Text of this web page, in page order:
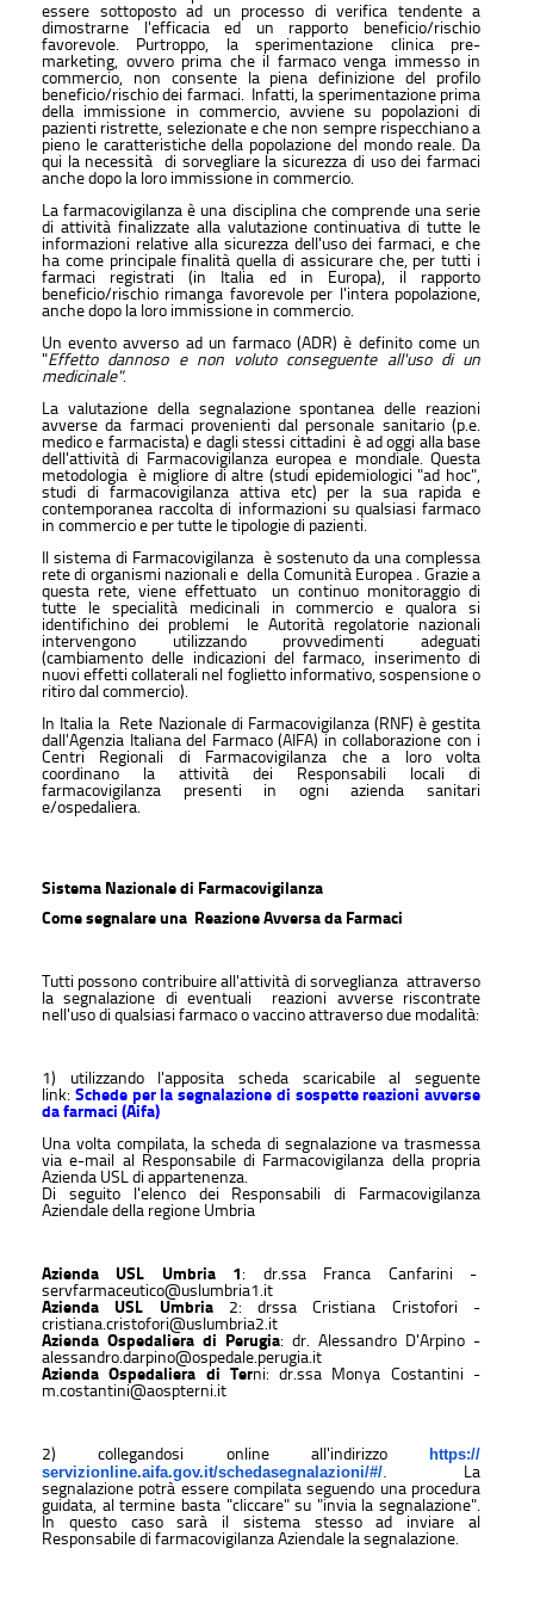
essere sottoposto ad un processo di verifica tendente a
dimostrarne l'efficacia ed un rapporto beneficio/rischio
favorevole. Purtroppo, la sperimentazione clinica pre-
marketing, ovvero prima che il farmaco venga immesso in
commercio, non consente la piena definizione del profilo
beneficio/rischio dei farmaci. Infatti, la sperimentazione prima
della immissione in commercio, avviene su popolazioni di
pazienti ristrette, selezionate e che non sempre rispecchiano a
pieno le caratteristiche della popolazione del mondo reale. Da
qui la necessità di sorvegliare la sicurezza di uso dei farmaci
anche dopo la loro immissione in commercio.
La farmacovigilanza è una disciplina che comprende una serie
di attività finalizzate alla valutazione continuativa di tutte le
informazioni relative alla sicurezza dell'uso dei farmaci, e che
ha come principale finalità quella di assicurare che, per tutti i
farmaci registrati (in Italia ed in Europa), il rapporto
beneficio/rischio rimanga favorevole per l'intera popolazione,
anche dopo la loro immissione in commercio.
Un evento avverso ad un farmaco (ADR) è definito come un
"Effetto dannoso e non voluto conseguente all'uso di un
medicinale".
La valutazione della segnalazione spontanea delle reazioni
avverse da farmaci provenienti dal personale sanitario (p.e.
medico e farmacista) e dagli stessi cittadini è ad oggi alla base
dell'attività di Farmacovigilanza europea e mondiale. Questa
metodologia è migliore di altre (studi epidemiologici "ad hoc",
studi di farmacovigilanza attiva etc) per la sua rapida e
contemporanea raccolta di informazioni su qualsiasi farmaco
in commercio e per tutte le tipologie di pazienti.
Il sistema di Farmacovigilanza è sostenuto da una complessa
rete di organismi nazionali e della Comunità Europea . Grazie a
questa rete, viene effettuato un continuo monitoraggio di
tutte le specialità medicinali in commercio e qualora si
identifichino dei problemi le Autorità regolatorie nazionali
intervengono utilizzando provvedimenti adeguati
(cambiamento delle indicazioni del farmaco, inserimento di
nuovi effetti collaterali nel foglietto informativo, sospensione o
ritiro dal commercio).
In Italia la Rete Nazionale di Farmacovigilanza (RNF) è gestita
dall'Agenzia Italiana del Farmaco (AIFA) in collaborazione con i
Centri Regionali di Farmacovigilanza che a loro volta
coordinano la attività dei Responsabili locali di
farmacovigilanza presenti in ogni azienda sanitari
e/ospedaliera.
Sistema Nazionale di Farmacovigilanza
Come segnalare una Reazione Avversa da Farmaci
Tutti possono contribuire all'attività di sorveglianza attraverso
la segnalazione di eventuali reazioni avverse riscontrate
nell'uso di qualsiasi farmaco o vaccino attraverso due modalità:
1) utilizzando l'apposita scheda scaricabile al seguente
link: Schede per la segnalazione di sospette reazioni avverse
da farmaci (Aifa)
Una volta compilata, la scheda di segnalazione va trasmessa
via e-mail al Responsabile di Farmacovigilanza della propria
Azienda USL di appartenenza.
Di seguito l'elenco dei Responsabili di Farmacovigilanza
Aziendale della regione Umbria
Azienda USL Umbria 1: dr.ssa Franca Canfarini -
servfarmaceutico@uslumbria1.it
Azienda USL Umbria 2: drssa Cristiana Cristofori -
cristiana.cristofori@uslumbria2.it
Azienda Ospedaliera di Perugia: dr. Alessandro D'Arpino -
alessandro.darpino@ospedale.perugia.it
Azienda Ospedaliera di Terni: dr.ssa Monya Costantini -
m.costantini@aospterni.it
2) collegandosi online all'indirizzo
https://
servizionline.aifa.gov.it/schedasegnalazioni/#/
La
segnalazione potrà essere compilata seguendo una procedura
guidata, al termine basta "cliccare" su "invia la segnalazione".
In questo caso sarà il sistema stesso ad inviare al
Responsabile di farmacovigilanza Aziendale la segnalazione.